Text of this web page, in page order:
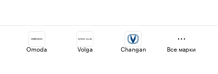
Omoda Volga Changan Все марки